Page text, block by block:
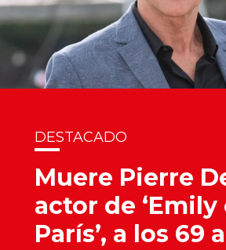
DESTACADO
Muere Pierre
actor de ‘Emily
París’, a los 69